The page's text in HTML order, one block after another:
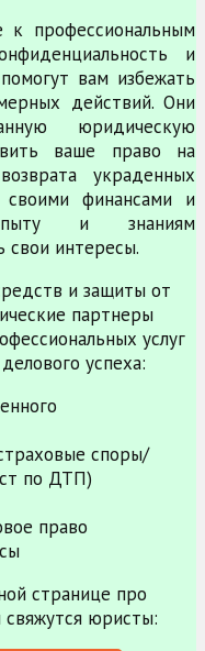
профессиональным
и
вам избежать
действий. Они
юридическую
ваше право на
украденных
финансами и
и знаниям
свои интересы.
и защиты от
партнеры
услуг
успеха:
споры/
по ДТП)
право
странице про
свяжутся юристы: